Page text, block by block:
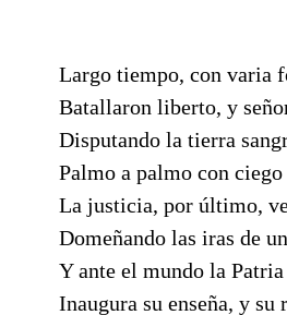
Largo tiempo, con varia
Batallaron liberto, y
Disputando la tierra
Palmo a palmo con
La justicia, por último,
Domeñando las iras de
Y ante el mundo la
Inaugura su enseña, y su